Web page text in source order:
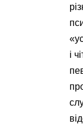
і